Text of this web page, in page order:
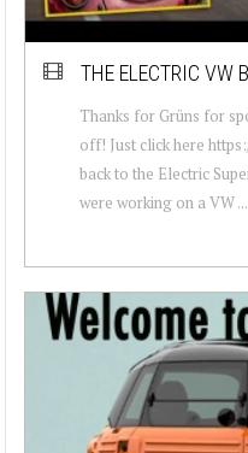
THE ELECTRIC VW
Thanks for Grüns for
off! Just click here
back to the Electric
were working on a VW ...